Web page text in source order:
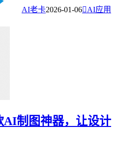
AI老卡2026-01-06AI应用
AI制图神器，让设计